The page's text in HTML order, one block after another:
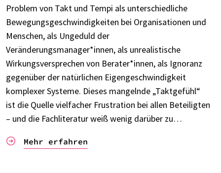
Problem von Takt und Tempi als unter­schied­li­che
Bewe­gungs­ge­schwin­dig­kei­ten bei Orga­ni­sa­tio­nen und
Menschen, als Unge­duld der
Veränderungsmanager*innen, als unrea­lis­ti­sche
Wirkungs­ver­spre­chen von Berater*innen, als Igno­ranz
gegen­über der natür­li­chen Eigen­ge­schwin­dig­keit
komple­xer Systeme. Dieses mangelnde „Takt­ge­fühl“
ist die Quelle viel­fa­cher Frus­tra­tion bei allen Betei­lig­ten
– und die Fach­li­te­ra­tur weiß wenig darüber zu…
Mehr erfah­ren